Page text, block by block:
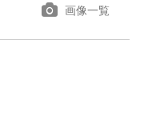
画像一覧